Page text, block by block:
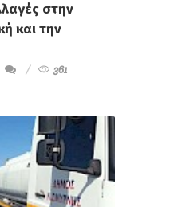
στην
και την
361